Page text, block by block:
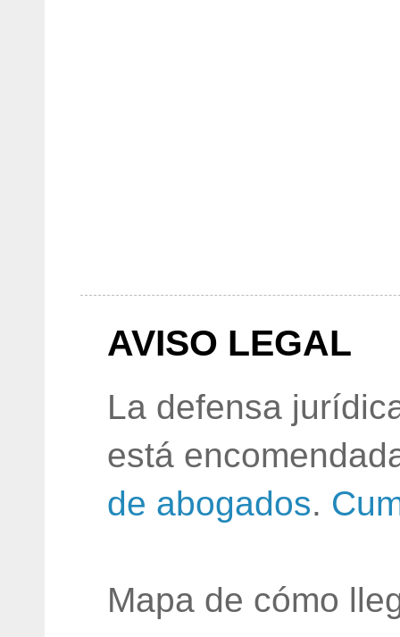
AVISO LEGAL
La defensa
está
de abogados.
Mapa de cómo